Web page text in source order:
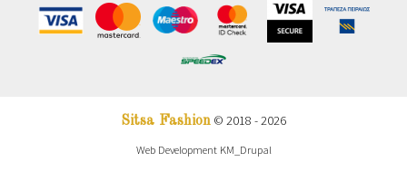
Sitsa Fashion © 2018 - 2026
Web Development KM_Drupal